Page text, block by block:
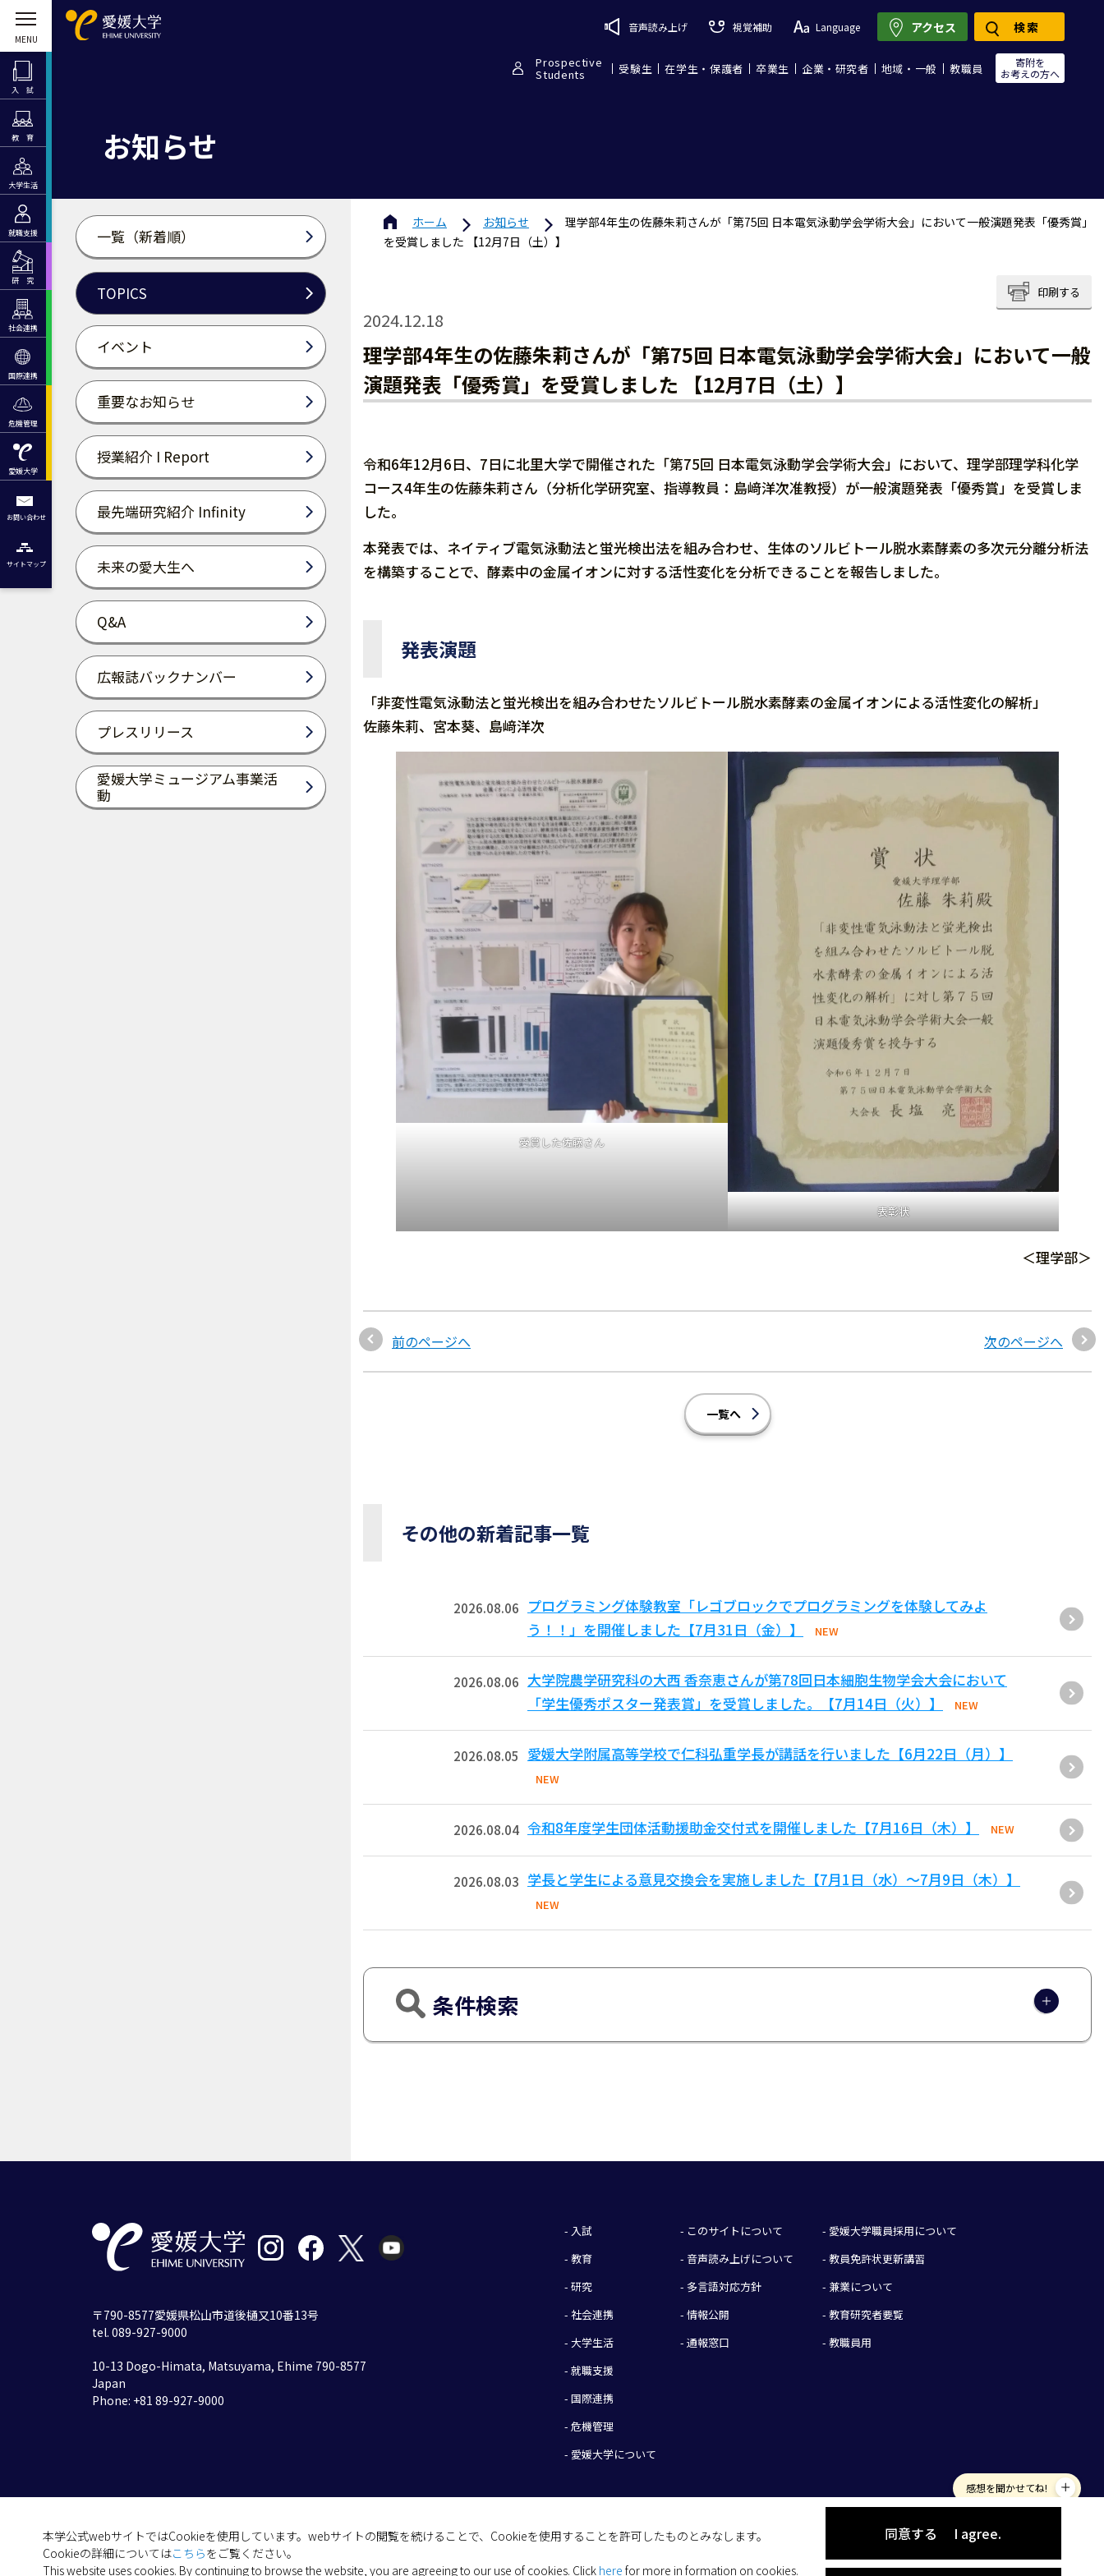
入 試
教 育
大学生活
就職支援
研 究
社会連携
国際連携
危機管理
愛媛大学
お問い合わせ
サイトマップ
音声読み上げ 視覚補助 Language
Prospective
Students 受験生 在学生・保護者 卒業生 企業・研究者 地域・一般 教職員
寄附を
お考えの方へ
アクセス 検索
お知らせ
一覧（新着順）
TOPICS
イベント
重要なお知らせ
授業紹介 I Report
最先端研究紹介 Infinity
未来の愛大生へ
Q&A
広報誌バックナンバー
プレスリリース
愛媛大学ミュージアム事業活
動
ホーム お知らせ
理学部4年生の佐藤朱莉さんが「第75回 日本電気泳動学会学術大会」において一般演題発表「優秀賞」
を受賞しました 【12月7日（土）】
印刷する
2024.12.18
理学部4年生の佐藤朱莉さんが「第75回 日本電気泳動学会学術大会」において一般
演題発表「優秀賞」を受賞しました 【12月7日（土）】
令和6年12月6日、7日に北里大学で開催された「第75回 日本電気泳動学会学術大会」において、理学部理学科化学
コース4年生の佐藤朱莉さん（分析化学研究室、指導教員：島﨑洋次准教授）が一般演題発表「優秀賞」を受賞しま
した。
本発表では、ネイティブ電気泳動法と蛍光検出法を組み合わせ、生体のソルビトール脱水素酵素の多次元分離分析法
を構築することで、酵素中の金属イオンに対する活性変化を分析できることを報告しました。
発表演題
「非変性電気泳動法と蛍光検出を組み合わせたソルビトール脱水素酵素の金属イオンによる活性変化の解析」
佐藤朱莉、宮本葵、島﨑洋次
受賞した佐藤さん
表彰状
＜理学部＞
前のページへ 次のページへ
一覧へ
その他の新着記事一覧
2026.08.06
プログラミング体験教室「レゴブロックでプログラミングを体験してみよ
う！！」を開催しました【7月31日（金）】
NEW
2026.08.06 大学院農学研究科の大西 香奈恵さんが第78回日本細胞生物学会大会において
「学生優秀ポスター発表賞」を受賞しました。【7月14日（火）】
NEW
2026.08.05 愛媛大学附属高等学校で仁科弘重学長が講話を行いました【6月22日（月）】
NEW
2026.08.04 令和8年度学生団体活動援助金交付式を開催しました【7月16日（木）】 NEW
2026.08.03 学長と学生による意見交換会を実施しました【7月1日（水）～7月9日（木）】
NEW
条件検索
本学公式webサイトではCookieを使用しています。webサイトの閲覧を続けることで、Cookieを使用することを許可したものとみなします。
Cookieの詳細についてはこちらをご覧ください。
This website uses cookies. By continuing to browse the website, you are agreeing to our use of cookies. Click here for more in formation on cookies.
同意する I agree.
感想を聞かせてね!
- 入試
- 教育
- 研究
- 社会連携
- 大学生活
- 就職支援
- 国際連携
- 危機管理
- 愛媛大学について
- このサイトについて
- 音声読み上げについて
- 多言語対応方針
- 情報公開
- 通報窓口
- 愛媛大学職員採用について
- 教員免許状更新講習
- 兼業について
- 教育研究者要覧
- 教職員用
〒790-8577愛媛県松山市道後樋又10番13号
tel. 089-927-9000
10-13 Dogo-Himata, Matsuyama, Ehime 790-8577
Japan
Phone: +81 89-927-9000
(C) 2026 Ehime University.